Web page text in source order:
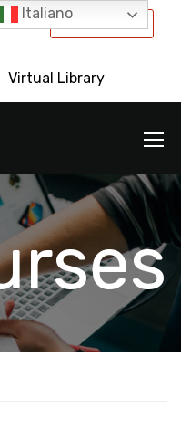
International
Virtual Library
Italiano